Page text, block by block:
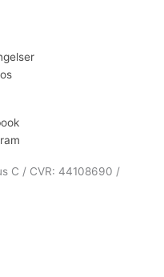
C / CVR: 44108690 /